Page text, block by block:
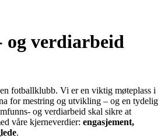
og verdiarbeid
fotballklubb. Vi er en viktig møteplass i
for mestring og utvikling – og en tydelig
og verdiarbeid skal sikre at
våre kjerneverdier: engasjement,
.